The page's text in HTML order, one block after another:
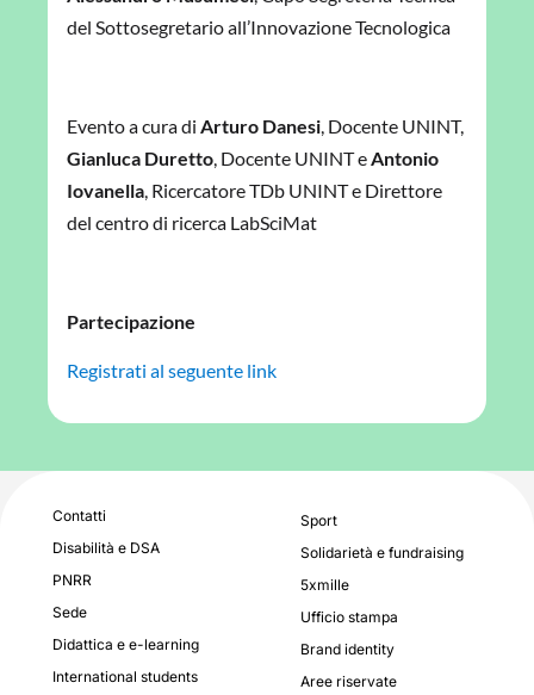
del Sottosegretario all’Innovazione Tecnologica
Evento a cura di Arturo Danesi, Docente UNINT,
Gianluca Duretto, Docente UNINT eAntonio
Iovanella, Ricercatore TDb UNINT e Direttore
del centro di ricerca LabSciMat
Partecipazione
Registrati al seguente link
Contatti
Disabilità e DSA
PNRR
Sede
Didattica e e-learning
International students
Sport
Solidarietà e fundraising
5xmille
Ufficio stampa
Brand identity
Aree riservate